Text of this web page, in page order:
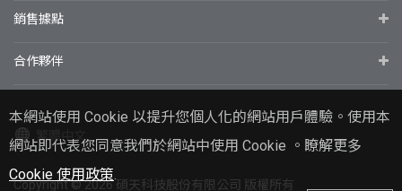
本網站使用 Cookie 以提升您個人化的網站用戶體驗。使用本
網站即代表您同意我們於網站中使用 Cookie 。瞭解更多
Cookie 使用政策.
銷售據點
合作夥伴
Copyright© 2026碩天科技股份有限公司 版權所有